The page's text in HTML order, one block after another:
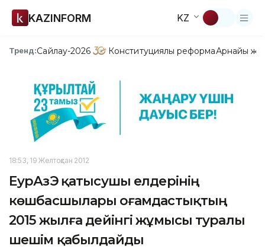
KAZINFORM KZ
Тренд:Сайлау-2026 Конституциялық реформаАрнайы
18:53, 19 Желтоқсан 2012
ЕурАзЭҚ қатысушы елдерінің
көшбасшылары Қоғамдастықтың
2015 жылға дейінгі жұмысы туралы
шешім қабылдайды